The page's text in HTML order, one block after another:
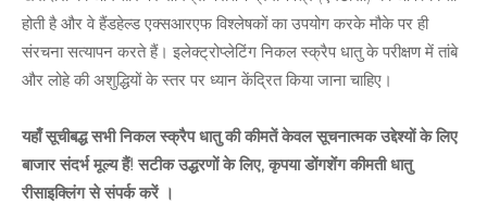
होती है और वे हैंडहेल्ड एक्सआरएफ विश्लेषकों का उपयोग करके मौके पर ही
संरचना सत्यापन करते हैं। इलेक्ट्रोप्लेटिंग निकल स्क्रैप धातु के परीक्षण में तांबे
और लोहे की अशुद्धियों के स्तर पर ध्यान केंद्रित किया जाना चाहिए।
यहाँ सूचीबद्ध सभी निकल स्क्रैप धातु की कीमतें केवल सूचनात्मक उद्देश्यों के लिए
बाजार संदर्भ मूल्य हैं! सटीक उद्धरणों के लिए, कृपया डोंगशेंग कीमती धातु
रीसाइक्लिंग सेसंपर्क करें ।